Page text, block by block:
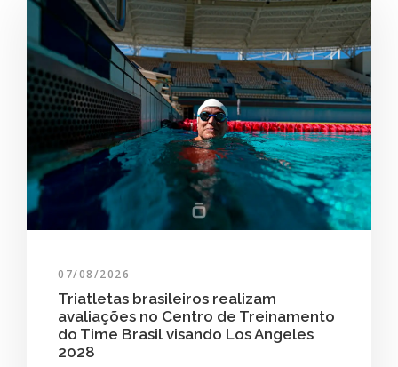
07/08/2026
Triatletas brasileiros realizam
avaliações no Centro de Treinamento
do Time Brasil visando Los Angeles
2028